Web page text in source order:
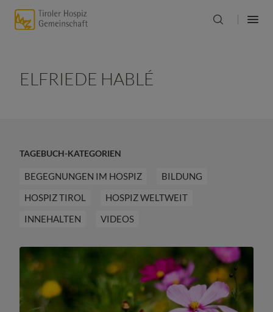
ELFRIEDE HABLÉ
TAGEBUCH-KATEGORIEN
BEGEGNUNGEN IM HOSPIZ
BILDUNG
HOSPIZ TIROL
HOSPIZ WELTWEIT
INNEHALTEN
VIDEOS